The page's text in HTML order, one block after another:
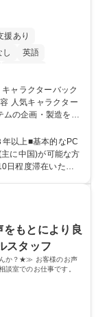
援あり
し
英語
土日祝休み
ムの企画・製造を手
管理を担当。『か
を行っています。企
スにおいて、生産
の品質チェック、
以上■基本的なPC
に中国)が可能な方
日程度滞在いただ
ンス元を含む社内
は営業担当がメイ
もとにより良
スタッフ
か？★≫ お客様のお声
談室でのお仕事です。